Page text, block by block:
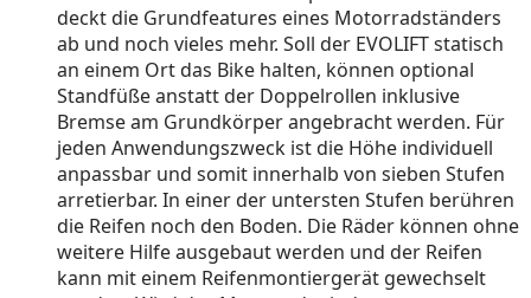
deckt die Grundfeatures eines Motorradständers
ab und noch vieles mehr. Soll der EVOLIFT statisch
an einem Ort das Bike halten, können optional
Standfüße anstatt der Doppelrollen inklusive
Bremse am Grundkörper angebracht werden. Für
jeden Anwendungszweck ist die Höhe individuell
anpassbar und somit innerhalb von sieben Stufen
arretierbar. In einer der untersten Stufen berühren
die Reifen noch den Boden. Die Räder können ohne
weitere Hilfe ausgebaut werden und der Reifen
kann mit einem Reifenmontiergerät gewechselt